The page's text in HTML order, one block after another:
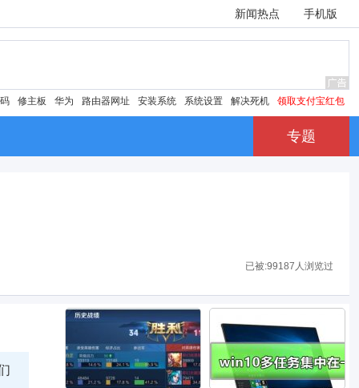
新闻热点 手机版
修主板 华为 路由器网址 安装系统 系统设置 解决死机 领取支付宝红包
专题
已被:99187人浏览过